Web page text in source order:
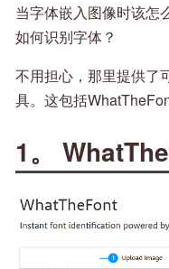
当字体嵌入图像时该怎
如何识别字体？
不用担心，那里提供了
具。这包括
1。